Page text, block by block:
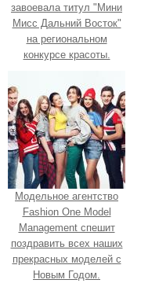
завоевала титул "Мини
Мисс Дальний Восток"
на региональном
конкурсе красоты.
Модельное агентство
Fashion One Model
Management спешит
поздравить всех наших
прекрасных моделей с
Новым Годом.